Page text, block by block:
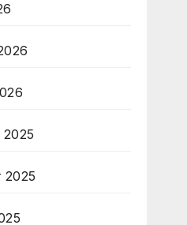
2025
2025